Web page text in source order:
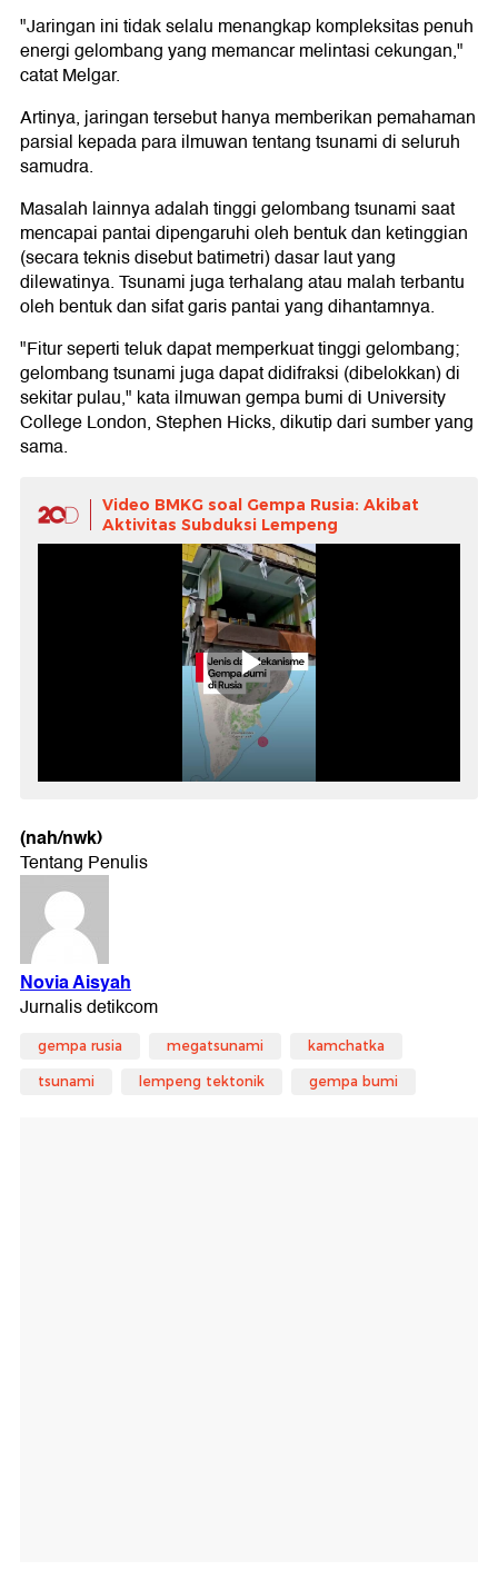
"Jaringan ini tidak selalu menangkap kompleksitas penuh
energi gelombang yang memancar melintasi cekungan,"
catat Melgar.
Artinya, jaringan tersebut hanya memberikan pemahaman
parsial kepada para ilmuwan tentang tsunami di seluruh
samudra.
Masalah lainnya adalah tinggi gelombang tsunami saat
mencapai pantai dipengaruhi oleh bentuk dan ketinggian
(secara teknis disebut batimetri) dasar laut yang
dilewatinya. Tsunami juga terhalang atau malah terbantu
oleh bentuk dan sifat garis pantai yang dihantamnya.
"Fitur seperti teluk dapat memperkuat tinggi gelombang;
gelombang tsunami juga dapat didifraksi (dibelokkan) di
sekitar pulau," kata ilmuwan gempa bumi di University
College London, Stephen Hicks, dikutip dari sumber yang
sama.
Video BMKG soal Gempa Rusia: Akibat
Aktivitas Subduksi Lempeng
(nah/nwk)
gempa rusia megatsunami kamchatka
tsunami lempeng tektonik gempa bumi